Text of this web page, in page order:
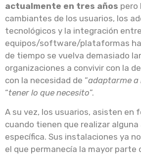
actualmente en tres años pero
cambiantes de los usuarios, los
tecnológicos y la integración
equipos/software/plataformas
de tiempo se vuelva demasiado
organizaciones a convivir con la
con la necesidad de “adaptarme a
“tener lo que necesito”.
A su vez, los usuarios, asisten en
cuando tienen que realizar
específica. Sus instalaciones ya
el que permanecía la mayor parte